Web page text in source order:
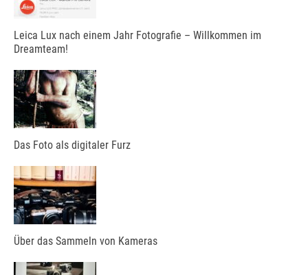
Leica Lux nach einem Jahr Fotografie – Willkommen im
Dreamteam!
Das Foto als digitaler Furz
Über das Sammeln von Kameras